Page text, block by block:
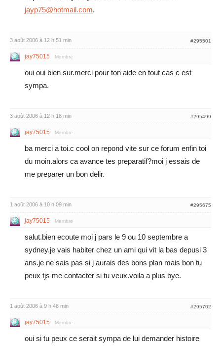
jayp75@hotmail.com.
3 août 2006 à 12 h 51 min #295501
jay75015 Membre
oui oui bien sur.merci pour ton aide en tout cas c est
sympa.
3 août 2006 à 12 h 18 min #295499
jay75015 Membre
ba merci a toi.c cool on repond vite sur ce forum enfin toi
du moin.alors ca avance tes preparatif?moi j essais de
me preparer un bon delir.
1 août 2006 à 10 h 09 min #295675
jay75015 Membre
salut.bien ecoute moi j pars le 9 ou 10 septembre a
sydney.je vais habiter chez un ami qui vit la bas depusi 3
ans.je ne sais pas si j aurais des bons plan mais bon tu
peux tjs me contacter si tu veux.voila a plus bye.
1 août 2006 à 9 h 48 min #295702
jay75015 Membre
oui si tu peux ce serait sympa de lui demander histoire